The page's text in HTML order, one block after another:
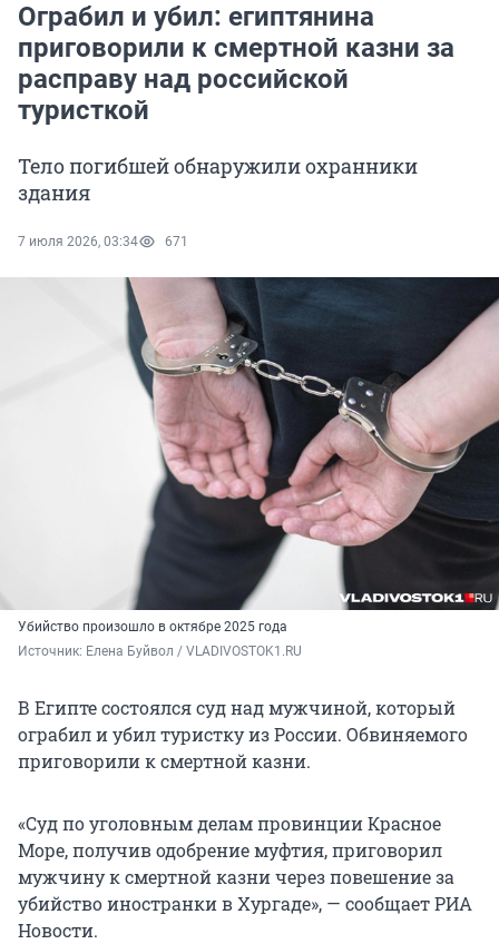
Ограбил и убил: египтянина
приговорили к смертной казни за
расправу над российской
туристкой
Тело погибшей обнаружили охранники
здания
7 июля 2026, 03:34 671
Убийство произошло в октябре 2025 года
Источник: Елена Буйвол / VLADIVOSTOK1.RU
В Египте состоялся суд над мужчиной, который
ограбил и убил туристку из России. Обвиняемого
приговорили к смертной казни.
«Суд по уголовным делам провинции Красное
Море, получив одобрение муфтия, приговорил
мужчину к смертной казни через повешение за
убийство иностранки в Хургаде», — сообщает РИА
Новости.